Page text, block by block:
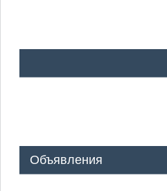
Объявления